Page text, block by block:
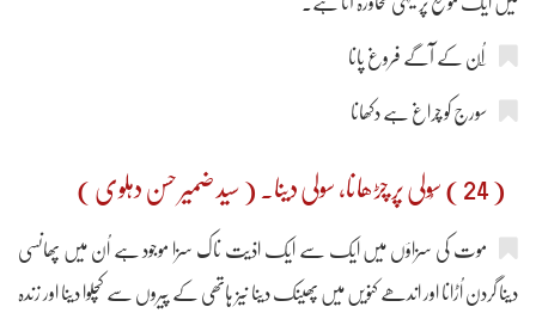
سورج کو چراغ ہے دکھانا
( 24 ) سُولی پر چڑھانا، سولی دینا۔ ( سید ضمیر حسن دہلوی )
موت کی سزاؤں میں ایک سے ایک اذیت ناک سزا موجود ہے اُن میں پھانسی
دینا گردن اُڑانا اور اندھے کنویں میں پھینک دینا نیز ہاتھی کے پیروں سے کچلوا دینا اور زندہ